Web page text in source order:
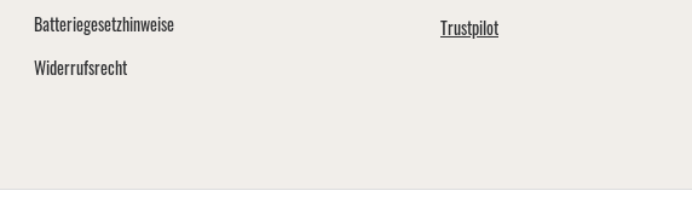
Batteriegesetzhinweise
Widerrufsrecht
Trustpilot